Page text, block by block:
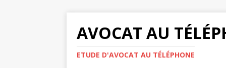
AVOCAT AU
ETUDE D'AVOCAT AU TÉLÉPHONE